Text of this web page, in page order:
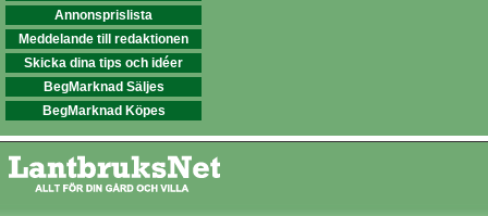
Annonsprislista
Meddelande till redaktionen
Skicka dina tips och idéer
BegMarknad Säljes
BegMarknad Köpes